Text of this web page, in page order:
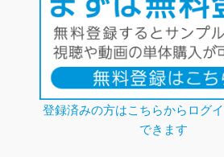
登録済みの方はこちらからログ
できます